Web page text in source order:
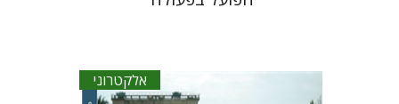
אלקטרוני